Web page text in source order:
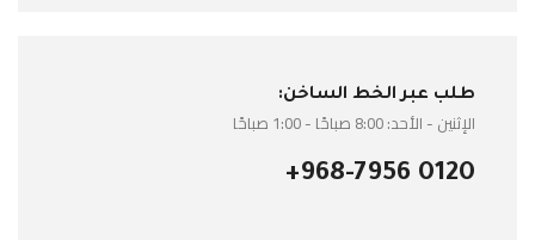
طلب عبر الخط الساخن:
الإثنين - الأحد: 8:00 صباحًا - 1:00 صباحًا
+968-7956 0120